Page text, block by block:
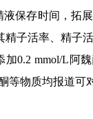
保存时间，拓
子活率、精子
0.2 mmol/L阿
物质均报道可